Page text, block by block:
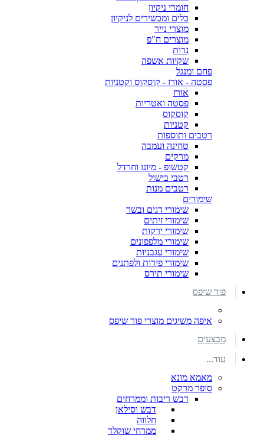
חומרי ניקיון
כלים ומכשירים לניקיון
מוצרי נייר
מוצרים ח"פ
נרות
שקיות אשפה
פחם ומנגל
פסטה - אורז - קוסקוס וקטניות
אורז
פסטה ואטריות
קוסקוס
קטניות
רטבים ותוספות
טחינה ועמבה
מרקים
קטשופ - מיונז וחרדל
רטבי בישול
רטבים מנות
שימורים
שימורי דגים ובשר
שימורי זיתים
שימורי ירקות
שימורי מלפפונים
שימורי עגבניות
שימורי פירות ולפתנים
שימורי תירס
פור שיפס
איפה משיגים מוצרי פור שיפס
מבצעים
עוד...
מאמא מונא
סופר מרקט
דבש ריבות וממרחים
דבש וסילאן
חלווה
ממרחי שוקלד